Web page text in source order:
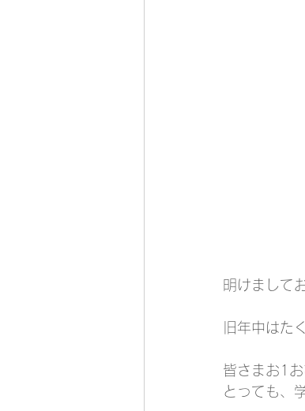
明けまして
旧年中はた
皆さまお1
とっても、